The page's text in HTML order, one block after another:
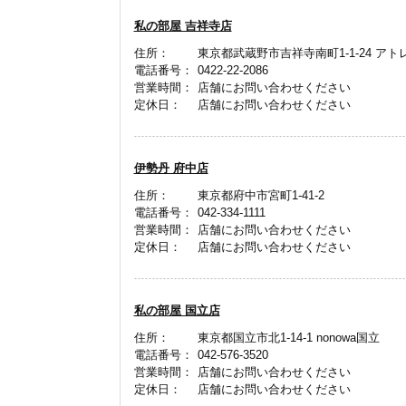
私の部屋 吉祥寺店
住所：
東京都武蔵野市吉祥寺南町1-1-24 アト
電話番号：
0422-22-2086
営業時間：
店舗にお問い合わせください
定休日：
店舗にお問い合わせください
伊勢丹 府中店
住所：
東京都府中市宮町1-41-2
電話番号：
042-334-1111
営業時間：
店舗にお問い合わせください
定休日：
店舗にお問い合わせください
私の部屋 国立店
住所：
東京都国立市北1-14-1 nonowa国立
電話番号：
042-576-3520
営業時間：
店舗にお問い合わせください
定休日：
店舗にお問い合わせください